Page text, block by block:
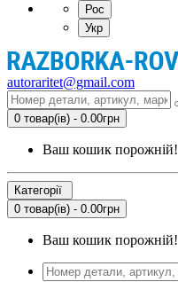
Рос
Укр
autoraritet@gmail.com
0 товар(ів) - 0.00грн
Ваш кошик порожній!
Категорії
0 товар(ів) - 0.00грн
Ваш кошик порожній!